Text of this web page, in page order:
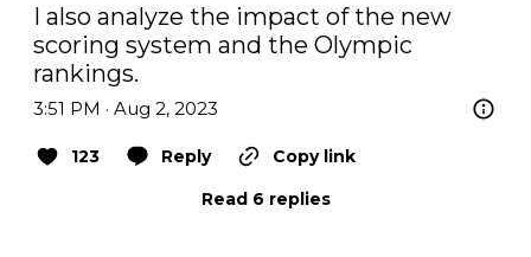
I also analyze the impact of the new
scoring system and the Olympic
rankings.
3:51 PM · Aug 2, 2023
123 Reply
Copy link
Read 6 replies